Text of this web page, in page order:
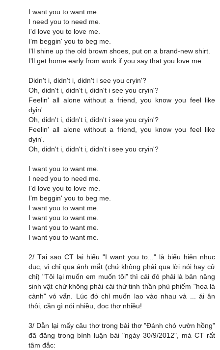
I want you to want me.
I need you to need me.
I'd love you to love me.
I'm beggin' you to beg me.
I'll shine up the old brown shoes, put on a brand-new shirt.
I'll get home early from work if you say that you love me.
Didn't i, didn't i, didn't i see you cryin'?
Oh, didn't i, didn't i, didn't i see you cryin'?
Feelin' all alone without a friend, you know you feel like
dyin'.
Oh, didn't i, didn't i, didn't i see you cryin'?
Feelin' all alone without a friend, you know you feel like
dyin'.
Oh, didn't i, didn't i, didn't i see you cryin'?
I want you to want me.
I need you to need me.
I'd love you to love me.
I'm beggin' you to beg me.
I want you to want me.
I want you to want me.
I want you to want me.
I want you to want me.
2/ Tại sao CT lại hiểu "I want you to..." là biểu hiện nhục
dục, vì chỉ qua ánh mắt (chứ không phải qua lời nói hay cử
chỉ) "Tôi lại muốn em muốn tôi" thì cái đó phải là bản năng
sinh vật chứ không phải cái thứ tinh thần phù phiếm "hoa lá
cành" vó vẩn. Lúc đó chỉ muốn lao vào nhau và ... ái ân
thôi, cần gì nói nhiều, đọc thơ nhiều!
3/ Dẫn lại mấy câu thơ trong bài thơ "Đánh chó vườn hồng"
đã đăng trong bình luận bài "ngày 30/9/2012", mà CT rất
tâm đắc: